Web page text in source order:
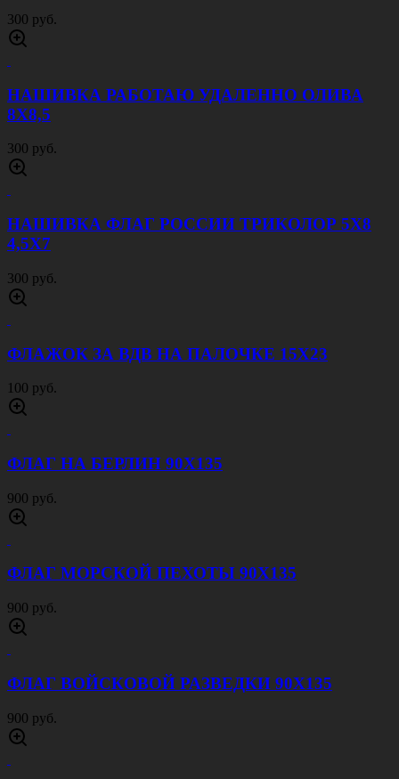
300 руб.
НАШИВКА РАБОТАЮ УДАЛЕННО ОЛИВА
8Х8,5
300 руб.
НАШИВКА ФЛАГ РОССИИ ТРИКОЛОР 5Х8
4,5Х7
300 руб.
ФЛАЖОК ЗА ВДВ НА ПАЛОЧКЕ 15Х23
100 руб.
ФЛАГ НА БЕРЛИН 90Х135
900 руб.
ФЛАГ МОРСКОЙ ПЕХОТЫ 90Х135
900 руб.
ФЛАГ ВОЙСКОВОЙ РАЗВЕДКИ 90Х135
900 руб.